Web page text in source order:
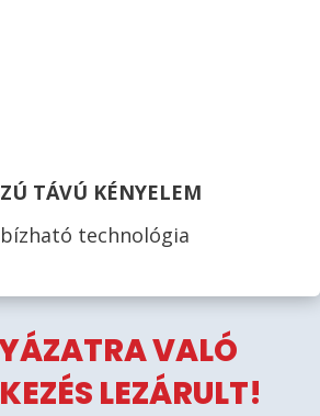
TÁVÚ KÉNYELEM
technológia
VALÓ
LEZÁRULT!